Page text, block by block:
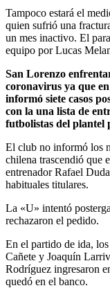
Tampoco estará el
quien sufrió una
un mes inactivo. El
equipo por Lucas
San Lorenzo
coronavirus ya que
informó siete casos
con la una lista de
futbolistas del plantel
El club no informó los
chilena trascendió que
entrenador Rafael
habituales titulares.
La «U» intentó
rechazaron el pedido.
En el partido de ida,
Cañete y Joaquín
Rodríguez ingresaron
quedó en el banco.